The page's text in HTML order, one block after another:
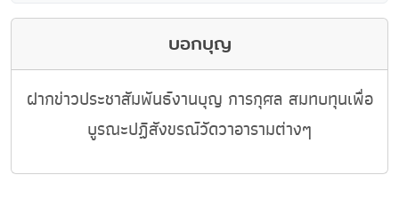
บอกบุญ
ฝากข่าวประชาสัมพันธ์งานบุญ การกุศล สมทบทุนเพื่อ
บูรณะปฏิสังขรณ์วัดวาอารามต่างๆ